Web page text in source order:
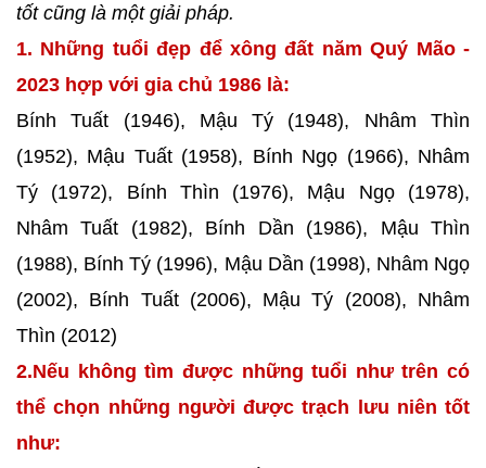
tốt cũng là một giải pháp.
1. Những tuổi đẹp để xông đất năm Quý Mão -
2023 hợp với gia chủ 1986 là:
Bính Tuất (1946), Mậu Tý (1948), Nhâm Thìn
(1952), Mậu Tuất (1958), Bính Ngọ (1966), Nhâm
Tý (1972), Bính Thìn (1976), Mậu Ngọ (1978),
Nhâm Tuất (1982), Bính Dần (1986), Mậu Thìn
(1988), Bính Tý (1996), Mậu Dần (1998), Nhâm Ngọ
(2002), Bính Tuất (2006), Mậu Tý (2008), Nhâm
Thìn (2012)
2.Nếu không tìm được những tuổi như trên có
thể chọn những người được trạch lưu niên tốt
như: